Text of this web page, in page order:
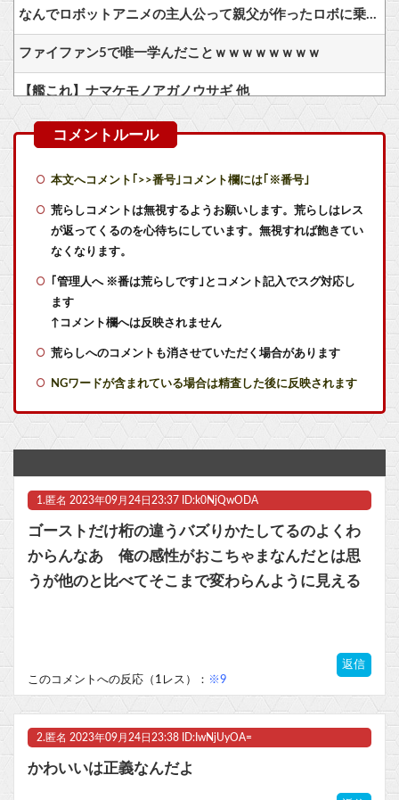
なんでロボットアニメの主人公って親父が作ったロボに乗ることが多いの？
ファイファン5で唯一学んだことｗｗｗｗｗｗｗｗ
【艦これ】ナマケモノアガノウサギ 他
【艦これ】てーいとーくさんっ♪ 他
【艦これ】ひみつの通り道 他
『マリオカートワールド』はどうすればよかったのか…
ゴマゾウってよく見たら結構可愛くない？
【ラブライブ！】【画像】恋ちゃんのカードを求めMELLOW MOMENTの箱を剥く【Liella!】他
IT業界、「未経験者は要らない、経験者はいない」の地獄絵図にwww
本文へコメント｢>>番号｣コメント欄には｢※番号｣
荒らしコメントは無視するようお願いします。荒らしはレス
が返ってくるのを心待ちにしています。無視すれば飽きてい
なくなります。
｢管理人へ ※番は荒らしです｣とコメント記入でスグ対応し
ます
↑コメント欄へは反映されません
荒らしへのコメントも消させていただく場合があります
NGワードが含まれている場合は精査した後に反映されます
1. 匿名 2023年09月24日23:37 ID:k0NjQwODA
ゴーストだけ桁の違うバズりかたしてるのよくわ
からんなあ 俺の感性がおこちゃまなんだとは思
うが他のと比べてそこまで変わらんように見える
返信
このコメントへの反応（1レス）： ※9
2. 匿名 2023年09月24日23:38 ID:IwNjUyOA=
かわいいは正義なんだよ